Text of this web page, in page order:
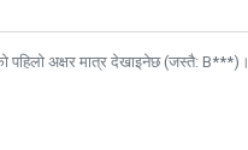
पहिलो अक्षर मात्र देखाइनेछ (जस्तै: B***)।